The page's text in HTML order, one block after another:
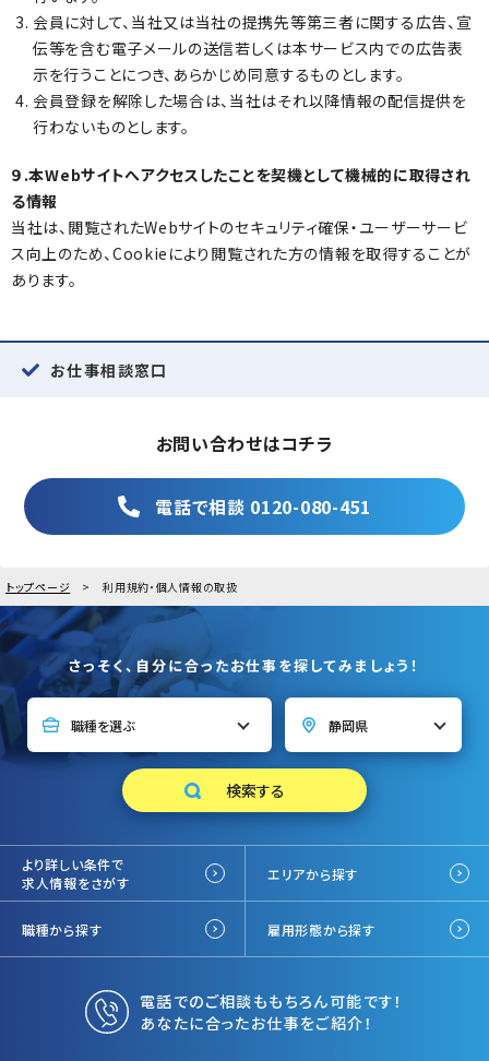
会員に対して、当社又は当社の提携先等第三者に関する広告、宣
伝等を含む電子メールの送信若しくは本サービス内での広告表
示を行うことにつき、あらかじめ同意するものとします。
会員登録を解除した場合は、当社はそれ以降情報の配信提供を
行わないものとします。
９.本Webサイトへアクセスしたことを契機として機械的に取得され
る情報
当社は、閲覧されたWebサイトのセキュリティ確保・ユーザーサービ
ス向上のため、Cookieにより閲覧された方の情報を取得することが
あります。
お仕事相談窓口
お問い合わせはコチラ
電話で相談 0120-080-451
トップページ 利用規約・個人情報の取扱
さっそく、自分に合ったお仕事を探してみましょう！
より詳しい条件で
求人情報をさがす
エリアから探す
職種から探す 雇用形態から探す
電話でのご相談ももちろん可能です！
あなたに合ったお仕事をご紹介！